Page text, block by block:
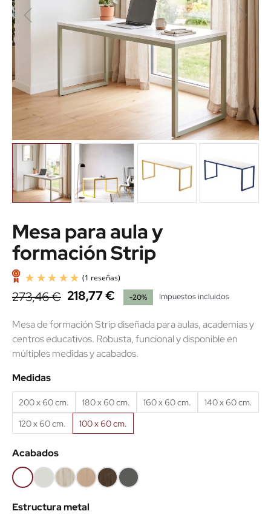
Mesa para aula y
formación Strip
273,46 € 218,77 € -20% Impuestos incluidos
Mesa de formación Strip diseñada para aulas, academias y
centros educativos. Robusta, funcional y disponible en
múltiples medidas y acabados.
Medidas
200 x 60 cm. 180 x 60 cm. 160 x 60 cm.
140 x 60 cm.
120 x 60 cm.
100 x 60 cm.
Acabados
Blanco
68
Gris
61
Haya
52
Roble
60
Castaño
53
Gris
grafito
Estructura metal